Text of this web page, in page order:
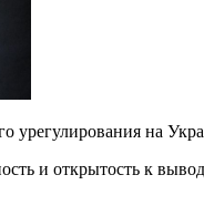
урегулирования на
и открытость к